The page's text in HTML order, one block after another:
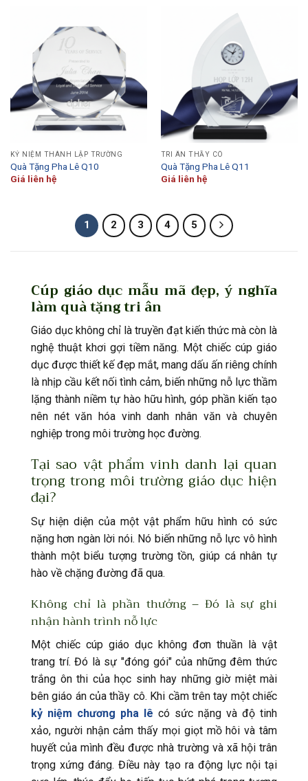
KỶ NIỆM THÀNH LẬP TRƯỜNG
Quà Tặng Pha Lê Q10
Giá liên hệ
TRI ÂN THẦY CÔ
Quà Tặng Pha Lê Q11
Giá liên hệ
1 2 3 4 5
Cúp giáo dục mẫu mã đẹp, ý nghĩa
làm quà tặng tri ân
Giáo dục không chỉ là truyền đạt kiến thức mà còn là
nghệ thuật khơi gợi tiềm năng. Một chiếc cúp giáo
dục được thiết kế đẹp mắt, mang dấu ấn riêng chính
là nhịp cầu kết nối tình cảm, biến những nỗ lực thầm
lặng thành niềm tự hào hữu hình, góp phần kiến tạo
nên nét văn hóa vinh danh nhân văn và chuyên
nghiệp trong môi trường học đường.
Tại sao vật phẩm vinh danh lại quan
trọng trong môi trường giáo dục hiện
đại?
Sự hiện diện của một vật phẩm hữu hình có sức
nặng hơn ngàn lời nói. Nó biến những nỗ lực vô hình
thành một biểu tượng trường tồn, giúp cá nhân tự
hào về chặng đường đã qua.
Không chỉ là phần thưởng – Đó là sự ghi
nhận hành trình nỗ lực
Một chiếc cúp giáo dục không đơn thuần là vật
trang trí. Đó là sự "đóng gói" của những đêm thức
trắng ôn thi của học sinh hay những giờ miệt mài
bên giáo án của thầy cô. Khi cầm trên tay một chiếc
kỷ niệm chương pha lê có sức nặng và độ tinh
xảo, người nhận cảm thấy mọi giọt mồ hôi và tâm
huyết của mình đều được nhà trường và xã hội trân
trọng xứng đáng. Điều này tạo ra động lực nội tại